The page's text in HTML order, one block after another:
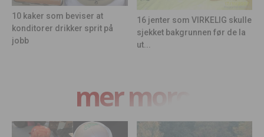
10 kaker som beviser at
konditorer drikker sprit på
jobb
16 jenter som VIRKELIG skulle
sjekket bakgrunnen før de la
ut...
mer moro